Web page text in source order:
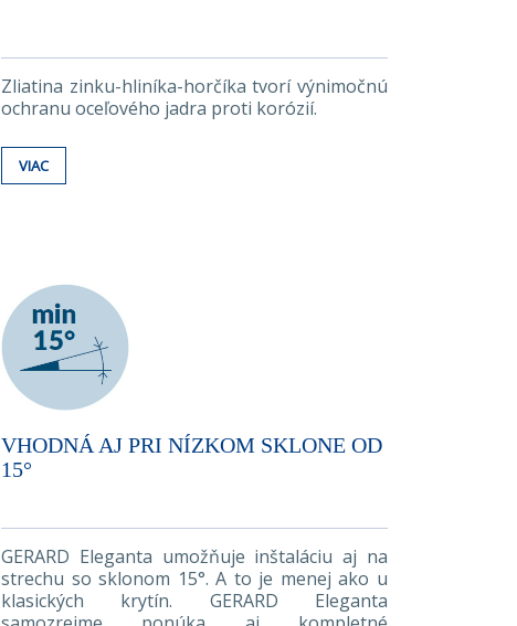
Zliatina zinku-hliníka-horčíka tvorí výnimočnú
ochranu oceľového jadra proti korózií.
VIAC
VHODNÁ AJ PRI NÍZKOM SKLONE OD
15°
GERARD Eleganta umožňuje inštaláciu aj na
strechu so sklonom 15°. A to je menej ako u
klasických krytín. GERARD Eleganta